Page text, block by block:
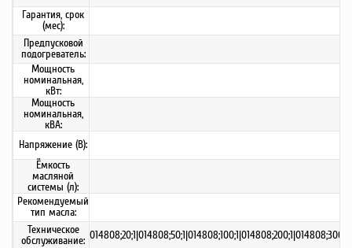
Гарантия, срок
(мес):
Предпусковой
подогреватель:
Мощность
номинальная,
кВт:
Мощность
номинальная,
кВА:
Напряжение (В):
Ёмкость
масляной
системы (л):
Рекомендуемый
тип масла:
Техническое
обслуживание: